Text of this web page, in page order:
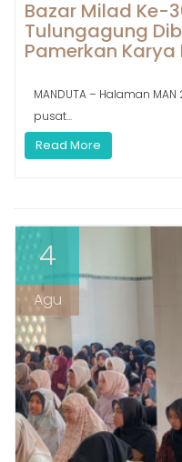
Bazar Milad Ke-
Tulungagung
Pamerkan Karya
MANDUTA – Halaman
pusat...
Read More
4
Agu